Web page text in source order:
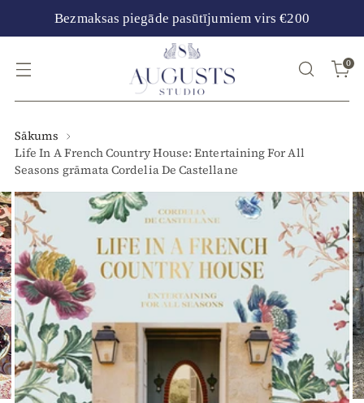
Bezmaksas piegāde pasūtījumiem virs €200
0
Sākums
Life In A French Country House: Entertaining For All
Seasons grāmata Cordelia De Castellane